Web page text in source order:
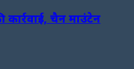
चैन माउंटेन